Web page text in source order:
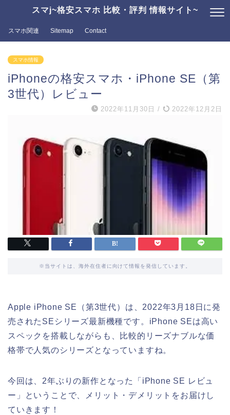
スマj~格安スマホ 比較・評判 情報サイト~
スマホ関連 Sitemap Contact
スマホ情報
iPhoneの格安スマホ・iPhone SE（第
3世代）レビュー
2022年11月30日 / 2022年12月2日
※当サイトは、海外在住者に向けて情報を発信しています。
Apple iPhone SE（第3世代）は、2022年3月18日に発
売されたSEシリーズ最新機種です。iPhone SEは高い
スペックを搭載しながらも、比較的リーズナブルな価
格帯で人気のシリーズとなっていますね。
今回は、2年ぶりの新作となった「iPhone SE レビュ
ー」ということで、メリット・デメリットをお届けし
ていきます！